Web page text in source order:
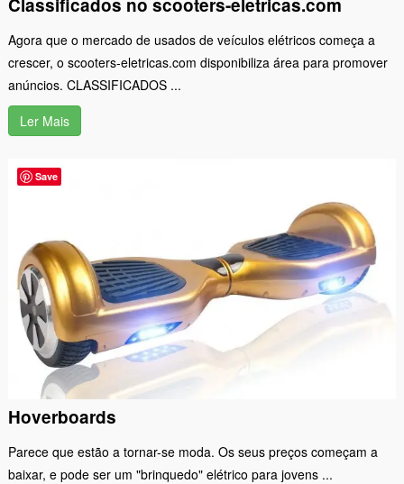
Classificados no scooters-eletricas.com
Agora que o mercado de usados de veículos elétricos começa a
crescer, o scooters-eletricas.com disponibiliza área para promover
anúncios. CLASSIFICADOS ...
Ler Mais
Hoverboards
Parece que estão a tornar-se moda. Os seus preços começam a
baixar, e pode ser um "brinquedo" elétrico para jovens ...
Save